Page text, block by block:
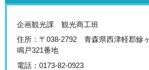
企画観光課 観光商工班
住所：〒038-2792 青森県西津軽郡鰺
鳴戸321番地
電話：0173-82-0923